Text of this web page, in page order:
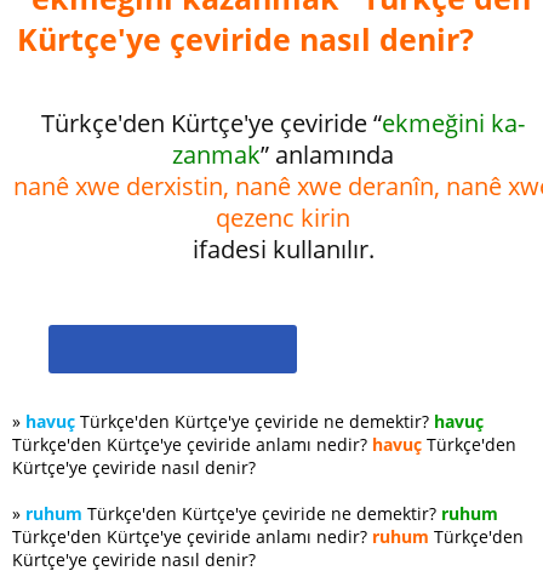
Kürtçe'ye çeviride nasıl denir?
Türkçe'den Kürtçe'ye çeviride “ekmeğini ka­
zanmak” anlamında
nanê xwe derxistin, nanê xwe deranîn, nanê
qezenc kirin
ifadesi kullanılır.
» havuç Türkçe'den Kürtçe'ye çeviride ne demektir? havuç
Türkçe'den Kürtçe'ye çeviride anlamı nedir? havuç Türkçe'den
Kürtçe'ye çeviride nasıl denir?
» ruhum Türkçe'den Kürtçe'ye çeviride ne demektir? ruhum
Türkçe'den Kürtçe'ye çeviride anlamı nedir? ruhum Türkçe'den
Kürtçe'ye çeviride nasıl denir?